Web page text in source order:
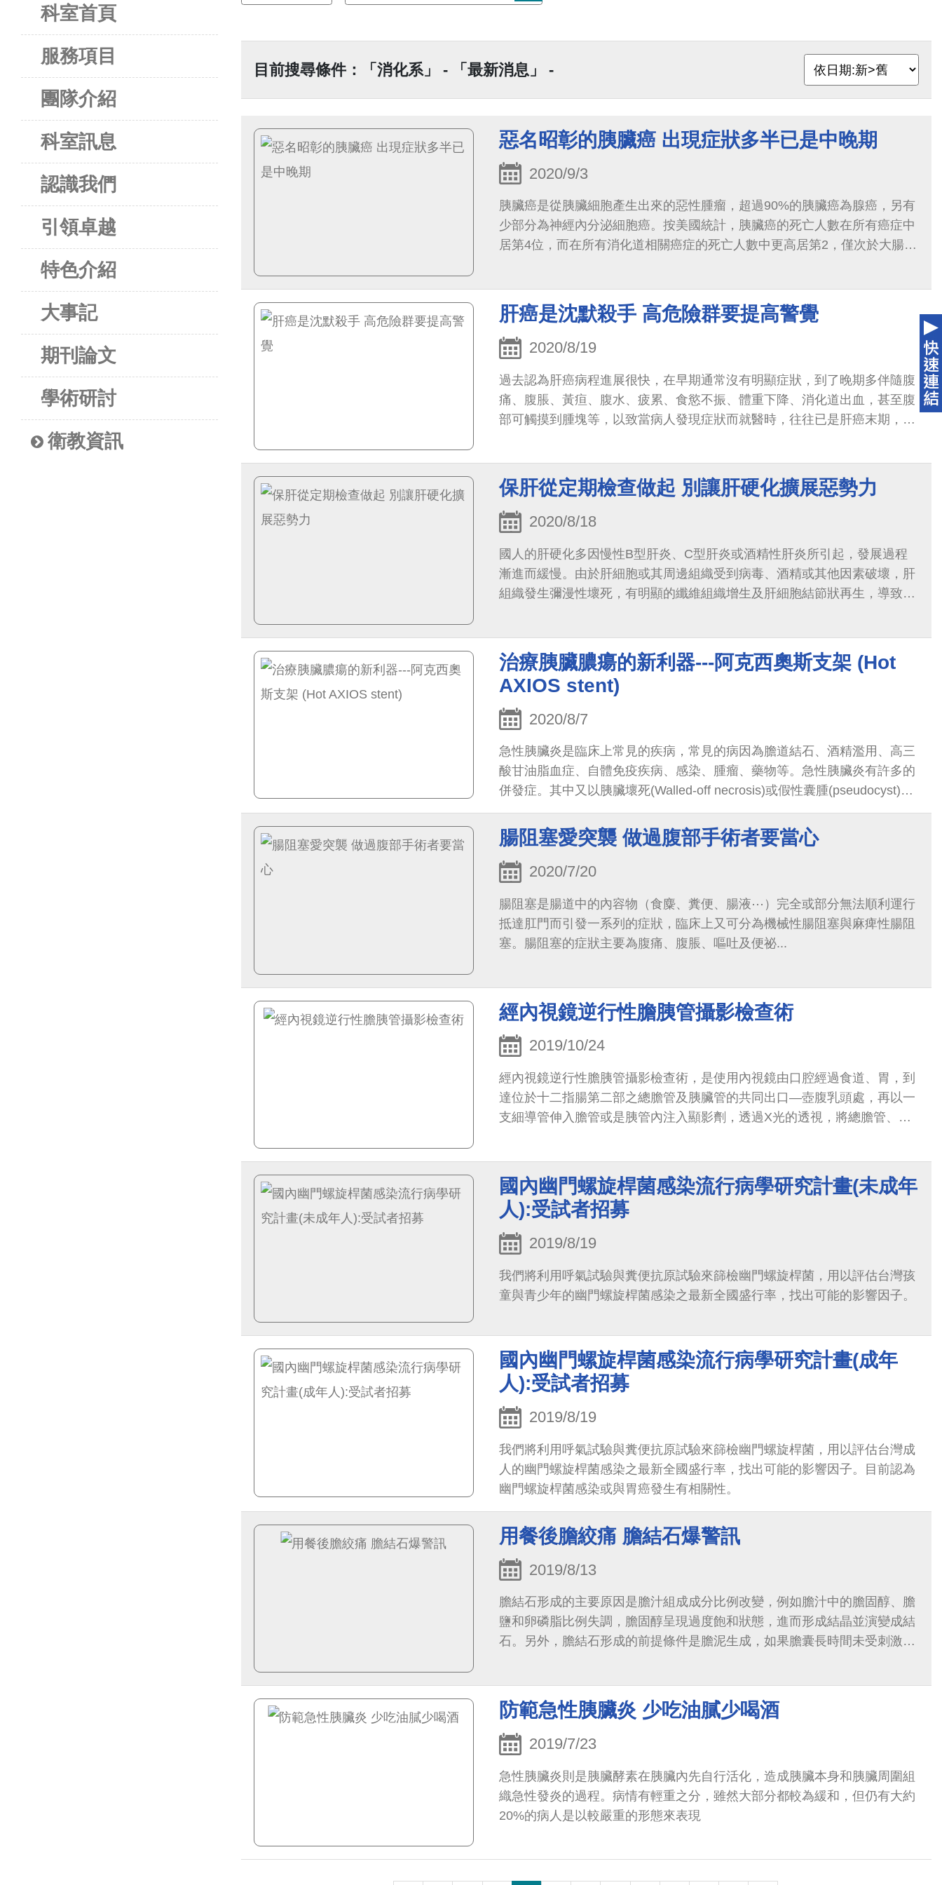
科室首頁
服務項目
團隊介紹
科室訊息
認識我們
引領卓越
特色介紹
大事記
期刊論文
學術研討
衛教資訊
目前搜尋條件：「消化系」 - 「最新消息」 -
惡名昭彰的胰臟癌 出現症狀多半已是中晚期
2020/9/3
胰臟癌是從胰臟細胞產生出來的惡性腫瘤，超過90%的胰臟癌為腺癌，另有
少部分為神經內分泌細胞癌。按美國統計，胰臟癌的死亡人數在所有癌症中
居第4位，而在所有消化道相關癌症的死亡人數中更高居第2，僅次於大腸直
肝癌是沈默殺手 高危險群要提高警覺
2020/8/19
過去認為肝癌病程進展很快，在早期通常沒有明顯症狀，到了晚期多伴隨腹
痛、腹脹、黃疸、腹水、疲累、食慾不振、體重下降、消化道出血，甚至腹
部可觸摸到腫塊等，以致當病人發現症狀而就醫時，往往已是肝癌末期，治
保肝從定期檢查做起 別讓肝硬化擴展惡勢力
2020/8/18
國人的肝硬化多因慢性B型肝炎、C型肝炎或酒精性肝炎所引起，發展過程
漸進而緩慢。由於肝細胞或其周邊組織受到病毒、酒精或其他因素破壞，肝
組織發生彌漫性壞死，有明顯的纖維組織增生及肝細胞結節狀再生，導致肝
治療胰臟膿瘍的新利器---阿克西奧斯支架 (Hot
AXIOS stent)
2020/8/7
急性胰臟炎是臨床上常見的疾病，常見的病因為膽道結石、酒精濫用、高三
酸甘油脂血症、自體免疫疾病、感染、腫瘤、藥物等。急性胰臟炎有許多的
併發症。其中又以胰臟壞死(Walled-off necrosis)或假性囊腫(pseudocyst)會
引起反覆疼痛及感染。
腸阻塞愛突襲 做過腹部手術者要當心
2020/7/20
腸阻塞是腸道中的內容物（食麋、糞便、腸液⋯）完全或部分無法順利運行
抵達肛門而引發一系列的症狀，臨床上又可分為機械性腸阻塞與麻痺性腸阻
塞。腸阻塞的症狀主要為腹痛、腹脹、嘔吐及便祕...
經內視鏡逆行性膽胰管攝影檢查術
2019/10/24
經內視鏡逆行性膽胰管攝影檢查術，是使用內視鏡由口腔經過食道、胃，到
達位於十二指腸第二部之總膽管及胰臟管的共同出口—壺腹乳頭處，再以一
支細導管伸入膽管或是胰管內注入顯影劑，透過X光的透視，將總膽管、肝
國內幽門螺旋桿菌感染流行病學研究計畫(未成年
人):受試者招募
2019/8/19
我們將利用呼氣試驗與糞便抗原試驗來篩檢幽門螺旋桿菌，用以評估台灣孩
童與青少年的幽門螺旋桿菌感染之最新全國盛行率，找出可能的影響因子。
國內幽門螺旋桿菌感染流行病學研究計畫(成年
人):受試者招募
2019/8/19
我們將利用呼氣試驗與糞便抗原試驗來篩檢幽門螺旋桿菌，用以評估台灣成
人的幽門螺旋桿菌感染之最新全國盛行率，找出可能的影響因子。目前認為
幽門螺旋桿菌感染或與胃癌發生有相關性。
用餐後膽絞痛 膽結石爆警訊
2019/8/13
膽結石形成的主要原因是膽汁組成成分比例改變，例如膽汁中的膽固醇、膽
鹽和卵磷脂比例失調，膽固醇呈現過度飽和狀態，進而形成結晶並演變成結
石。另外，膽結石形成的前提條件是膽泥生成，如果膽囊長時間未受刺激而
防範急性胰臟炎 少吃油膩少喝酒
2019/7/23
急性胰臟炎則是胰臟酵素在胰臟內先自行活化，造成胰臟本身和胰臟周圍組
織急性發炎的過程。病情有輕重之分，雖然大部分都較為緩和，但仍有大約
20%的病人是以較嚴重的形態來表現